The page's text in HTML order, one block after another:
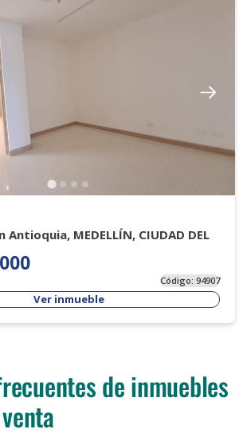
MEDELLÍN, CIUDAD DEL
Código:94907
Ver inmueble
de inmuebles